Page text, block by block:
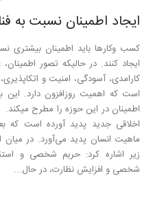
ایجاد اطمینان نسبت به
کسب وکارها باید اطمینان بیشتری
ایجاد کنند. در حالیکه تصور
کارامدی، آسودگی، امنیت و
است که اهمیت روزافزون دارد.
اطمینان در این حوزه را مطرح
اخلاقی جدید پدید آورده است که
ماهیت انسان پدید می‌آورد. در میان
زیر اشاره کرد: حریم شخصی و
شخصی و افزایش نظارت، در حال...